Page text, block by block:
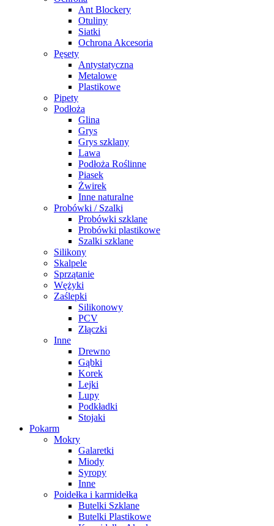
Ant Blockery
Otuliny
Siatki
Ochrona Akcesoria
Pęsety
Antystatyczna
Metalowe
Plastikowe
Pipety
Podłoża
Glina
Grys
Grys szklany
Lawa
Podłoża Roślinne
Piasek
Żwirek
Inne naturalne
Probówki / Szalki
Probówki szklane
Probówki plastikowe
Szalki szklane
Silikony
Skalpele
Sprzątanie
Wężyki
Zaślepki
Silikonowy
PCV
Złączki
Inne
Drewno
Gąbki
Korek
Lejki
Lupy
Podkładki
Stojaki
Pokarm
Mokry
Galaretki
Miody
Syropy
Inne
Poidełka i karmidełka
Butelki Szklane
Butelki Plastikowe